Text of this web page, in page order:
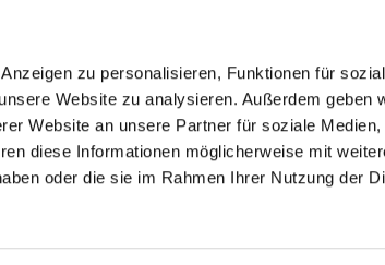
zu personalisieren, Funktionen für
Website zu analysieren. Außerdem geben
Website an unsere Partner für soziale Medien,
diese Informationen möglicherweise mit
oder die sie im Rahmen Ihrer Nutzung der
Berlin
Kontaktinformationen Impressum